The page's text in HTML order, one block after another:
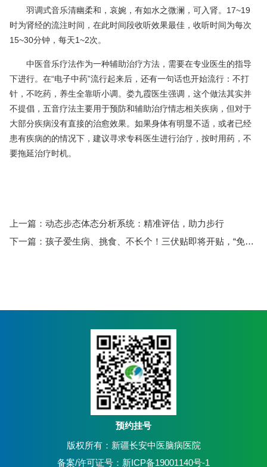
羽调式音乐清幽柔和，哀婉，有如水之微澜，可入肾。17~19
时为肾经的流注时间，在此时间段收听效果最佳，收听时间为每次
15~30分钟，每天1~2次。
中医音乐疗法作为一种辅助治疗方法，需要在专业医生的指导
下进行。在“电子中药”流行起来后，还有一句话也开始流行：不打
针，不吃药，养生全靠听小调。娄九霞医生强调，这个做法其实并
不提倡，五音疗法主要用于预防和辅助治疗情志相关疾病，但对于
大部分疾病没有直接的治愈效果。如果身体有明显不适，或者已经
患有疾病的的情况下，建议寻求专科医生进行治疗，按时用药，不
要拖延治疗时机。
上一篇： 动态步态体态分析系统：精准评估，助力步行
下一篇： 孩子爱生病、挑食、不长个！三伏贴即将开贴，“免疫、脾胃”一起调！
预约挂号
版权所有：新疆长安中医脑病医院
备案/许可证号：新ICP备19001140号-1